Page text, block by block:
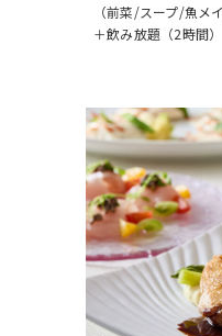
（前菜/スープ/魚メ
＋飲み放題（2時間）